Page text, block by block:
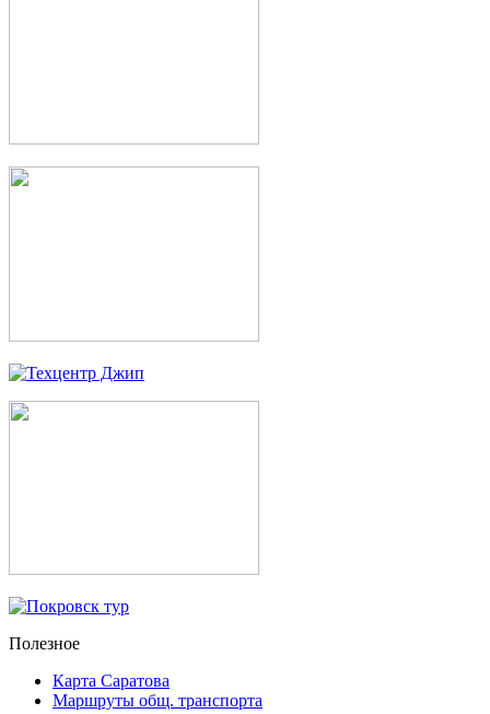
Полезное
Карта Саратова
Маршруты общ. транспорта